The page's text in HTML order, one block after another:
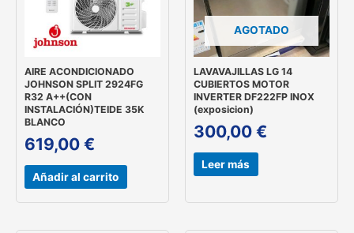
AIRE ACONDICIONADO
JOHNSON SPLIT 2924FG
R32 A++(CON
INSTALACIÓN)TEIDE 35K
BLANCO
619,00 €
Añadir al carrito
AGOTADO
LAVAVAJILLAS LG 14
CUBIERTOS MOTOR
INVERTER DF222FP INOX
(exposicion)
300,00 €
Leer más